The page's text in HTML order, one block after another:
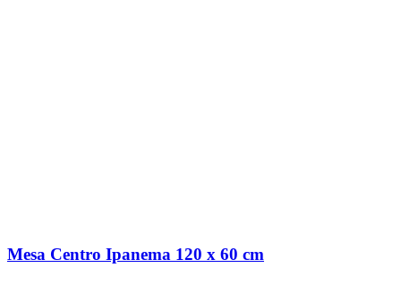
Mesa Centro Ipanema 120 x 60 cm